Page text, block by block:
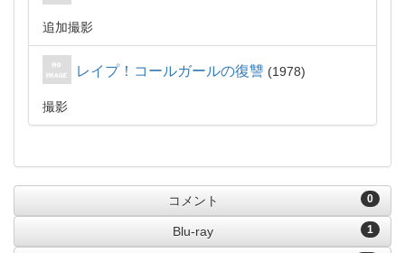
追加撮影
レイプ！コールガールの復讐 1978
撮影
0
コメント
1
Blu-ray